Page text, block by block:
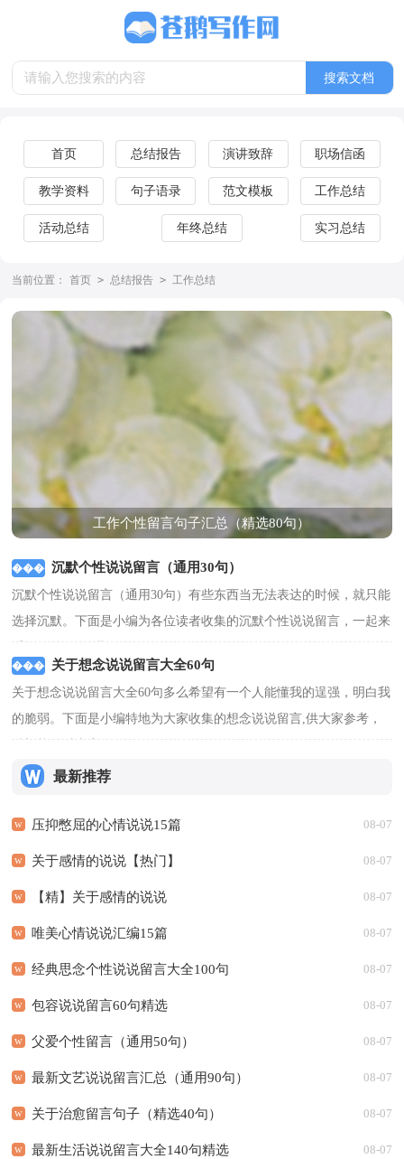
首页 总结报告 演讲致辞 职场信函
教学资料 句子语录 范文模板 工作总结
活动总结 年终总结 实习总结
当前位置： 首页 > 总结报告 > 工作总结
工作个性留言句子汇总（精选80句）
沉默个性说说留言（通用30句）
沉默个性说说留言（通用30句）有些东西当无法表达的时候，就只能
选择沉默。下面是小编为各位读者收集的沉默个性说说留言，一起来
关于想念说说留言大全60句
关于想念说说留言大全60句多么希望有一个人能懂我的逞强，明白我
的脆弱。下面是小编特地为大家收集的想念说说留言,供大家参考，
最新推荐
压抑憋屈的心情说说15篇 08-07
关于感情的说说【热门】 08-07
【精】关于感情的说说 08-07
唯美心情说说汇编15篇 08-07
经典思念个性说说留言大全100句 08-07
包容说说留言60句精选 08-07
父爱个性留言（通用50句） 08-07
最新文艺说说留言汇总（通用90句） 08-07
关于治愈留言句子（精选40句） 08-07
最新生活说说留言大全140句精选 08-07